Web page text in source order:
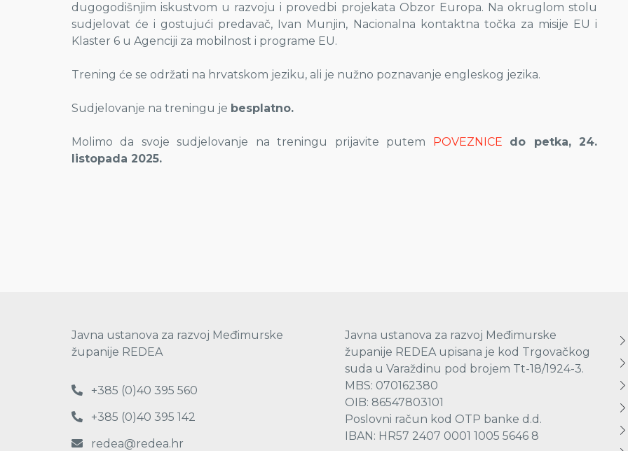
dugogodišnjim iskustvom u razvoju i provedbi projekata Obzor Europa. Na okruglom stolu
sudjelovat će i gostujući predavač, Ivan Munjin, Nacionalna kontaktna točka za misije EU i
Klaster 6 u Agenciji za mobilnost i programe EU.
Trening će se održati na hrvatskom jeziku, ali je nužno poznavanje engleskog jezika.
Sudjelovanje na treningu je besplatno.
Molimo da svoje sudjelovanje na treningu prijavite putem POVEZNICE
do petka, 24.
listopada 2025.
Javna ustanova za razvoj Međimurske
županije REDEA
+385 (0)40 395 560
+385 (0)40 395 142
redea@redea.hr
Javna ustanova za razvoj Međimurske
županije REDEA upisana je kod Trgovačkog
suda u Varaždinu pod brojem Tt-18/1924-3.
MBS: 070162380
OIB: 86547803101
Poslovni račun kod OTP banke d.d.
IBAN: HR57 2407 0001 1005 5646 8